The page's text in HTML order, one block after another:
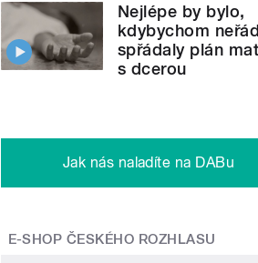
Nejlépe by bylo,
kdybychom
spřádaly plán
s dcerou
Jak nás naladíte na DABu
E-SHOP ČESKÉHO ROZHLASU